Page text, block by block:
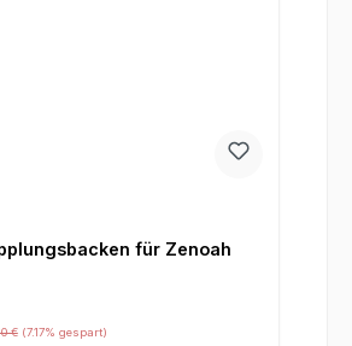
für Zenoah
Preis:
€ (7.17% gespart)